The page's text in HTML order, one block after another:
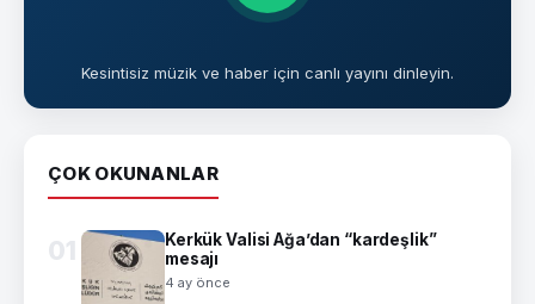
Kesintisiz müzik ve haber için canlı yayını dinleyin.
ÇOK OKUNANLAR
01
Kerkük Valisi Ağa’dan “kardeşlik”
mesajı
4 ay önce